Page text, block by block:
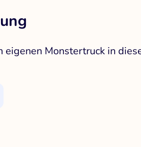
eigenen Monstertruck in